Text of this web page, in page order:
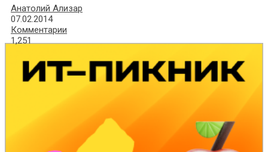
Анатолий Ализар
07.02.2014
Комментарии
1,251